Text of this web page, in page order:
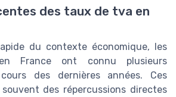
des taux de tva en
du contexte économique, les
France ont connu plusieurs
des dernières années. Ces
des répercussions directes